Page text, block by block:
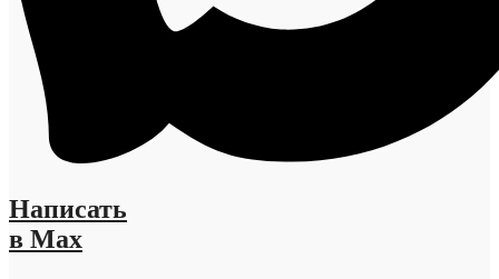
Написать
в Max